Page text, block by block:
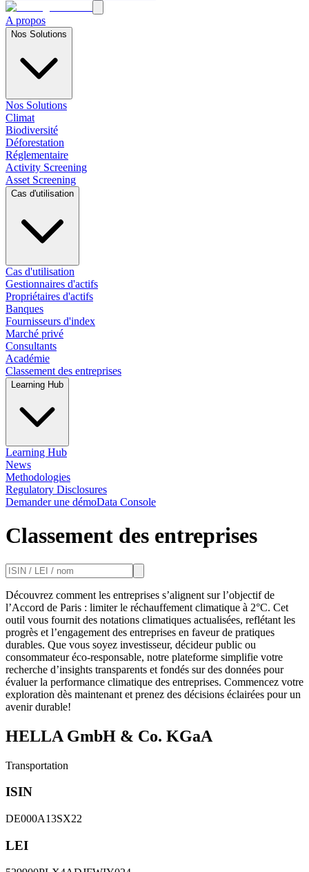
A propos
Nos Solutions
Nos Solutions
Climat
Biodiversité
Déforestation
Réglementaire
Activity Screening
Asset Screening
Cas d'utilisation
Cas d'utilisation
Gestionnaires d'actifs
Propriétaires d'actifs
Banques
Fournisseurs d'index
Marché privé
Consultants
Académie
Classement des entreprises
Learning Hub
Learning Hub
News
Methodologies
Regulatory Disclosures
Demander une démoData Console
Classement des entreprises
Découvrez comment les entreprises s’alignent sur l’objectif de
l’Accord de Paris : limiter le réchauffement climatique à 2°C. Cet
outil vous fournit des notations climatiques actualisées, reflétant les
progrès et l’engagement des entreprises en faveur de pratiques
durables. Que vous soyez investisseur, décideur public ou
consommateur éco-responsable, notre plateforme simplifie votre
recherche d’insights transparents et fondés sur des données pour
évaluer la performance climatique des entreprises. Commencez votre
exploration dès maintenant et prenez des décisions éclairées pour un
avenir durable!
HELLA GmbH & Co. KGaA
Transportation
ISIN
DE000A13SX22
LEI